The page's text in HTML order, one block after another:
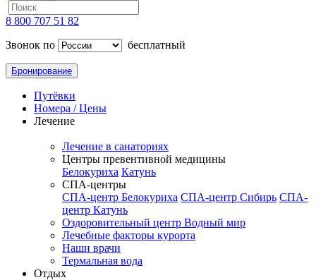
8 800 707 51 82
Звонок по
бесплатный
Бронирование
Путёвки
Номера / Цены
Лечение
Лечение в санаториях
Центры превентивной медицины
Белокуриха Катунь
СПА-центры
СПА-центр Белокуриха СПА-центр Сибирь СПА-
центр Катунь
Оздоровительный центр Водный мир
Лечебные факторы курорта
Наши врачи
Термальная вода
Отдых